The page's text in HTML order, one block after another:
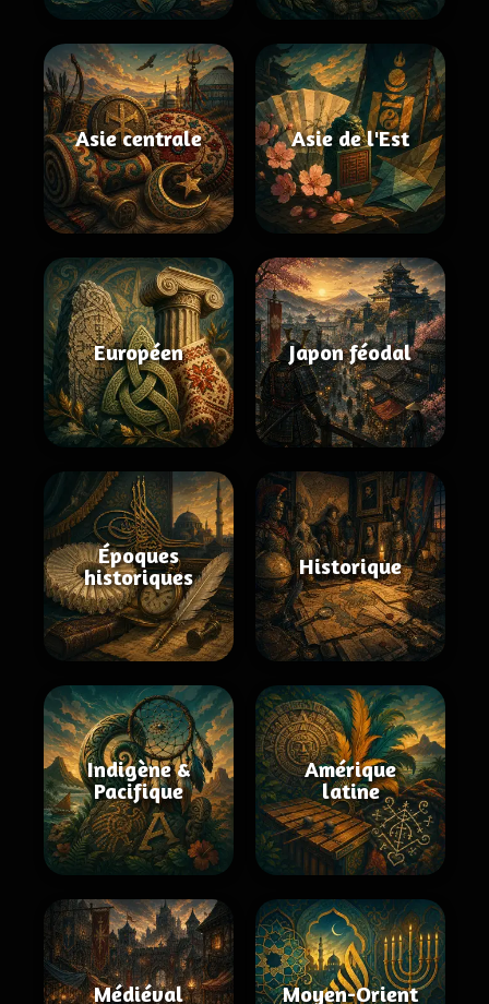
Asie centrale Asie de l'Est
Européen Japon féodal
Époques
historiques
Historique
Indigène &
Pacifique
Amérique
latine
Médiéval Moyen-Orient